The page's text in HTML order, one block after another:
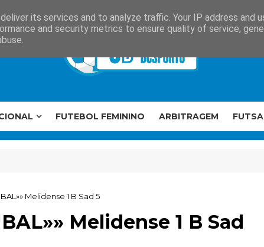
FUTEBOL FEMININO ARBITRAGEM
Melidense 1 B Sad 5
Melidense 1 B Sad
its services and to analyze traffic. Your IP address and
and security metrics to ensure quality of service,